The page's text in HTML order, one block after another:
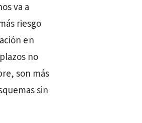
va a
riesgo
en
no
son más
sin